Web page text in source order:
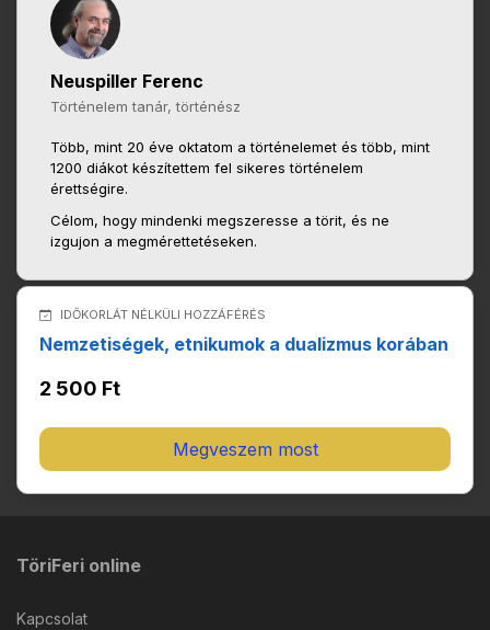
Neuspiller Ferenc
Történelem tanár, történész
Több, mint 20 éve oktatom a történelemet és több, mint
1200 diákot készítettem fel sikeres történelem
érettségire.
Célom, hogy mindenki megszeresse a törit, és ne
izgujon a megmérettetéseken.
IDŐKORLÁT NÉLKÜLI HOZZÁFÉRÉS
Nemzetiségek, etnikumok a dualizmus korában
2 500 Ft
Megveszem most
TöriFeri online
Kapcsolat